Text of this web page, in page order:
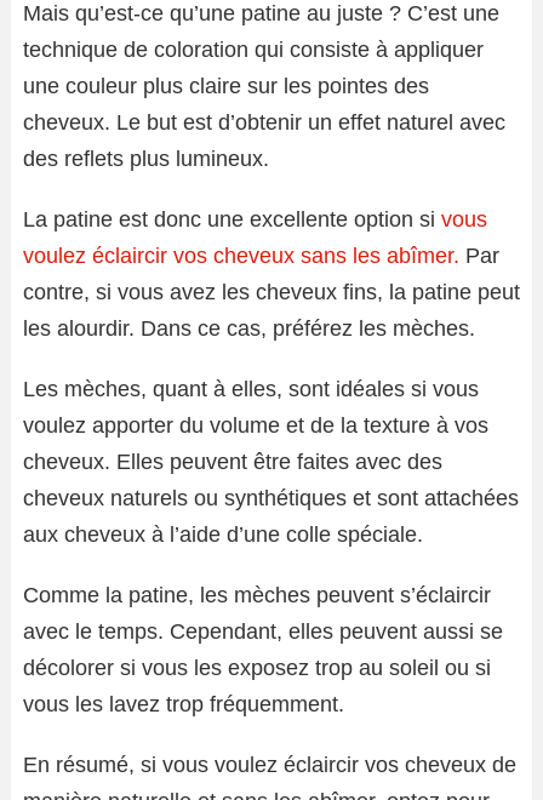
Mais qu’est-ce qu’une patine au juste ? C’est une
technique de coloration qui consiste à appliquer
une couleur plus claire sur les pointes des
cheveux. Le but est d’obtenir un effet naturel avec
des reflets plus lumineux.
La patine est donc une excellente option si vous
voulez éclaircir vos cheveux sans les abîmer. Par
contre, si vous avez les cheveux fins, la patine peut
les alourdir. Dans ce cas, préférez les mèches.
Les mèches, quant à elles, sont idéales si vous
voulez apporter du volume et de la texture à vos
cheveux. Elles peuvent être faites avec des
cheveux naturels ou synthétiques et sont attachées
aux cheveux à l’aide d’une colle spéciale.
Comme la patine, les mèches peuvent s’éclaircir
avec le temps. Cependant, elles peuvent aussi se
décolorer si vous les exposez trop au soleil ou si
vous les lavez trop fréquemment.
En résumé, si vous voulez éclaircir vos cheveux de